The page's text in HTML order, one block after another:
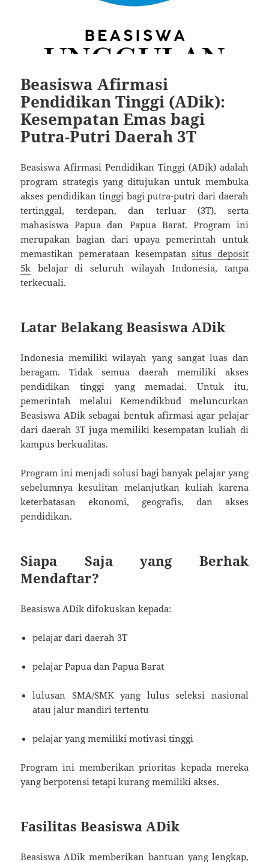
Beasiswa Afirmasi
Pendidikan Tinggi (ADik):
Kesempatan Emas bagi
Putra-Putri Daerah 3T
Beasiswa Afirmasi Pendidikan Tinggi (ADik) adalah
program strategis yang ditujukan untuk membuka
akses pendidikan tinggi bagi putra-putri dari daerah
tertinggal, terdepan, dan terluar (3T), serta
mahasiswa Papua dan Papua Barat. Program ini
merupakan bagian dari upaya pemerintah untuk
memastikan pemerataan kesempatansitus deposit
5k belajar di seluruh wilayah Indonesia, tanpa
terkecuali.
Latar Belakang Beasiswa ADik
Indonesia memiliki wilayah yang sangat luas dan
beragam. Tidak semua daerah memiliki akses
pendidikan tinggi yang memadai. Untuk itu,
pemerintah melalui Kemendikbud meluncurkan
Beasiswa ADik sebagai bentuk afirmasi agar pelajar
dari daerah 3T juga memiliki kesempatan kuliah di
kampus berkualitas.
Program ini menjadi solusi bagi banyak pelajar yang
sebelumnya kesulitan melanjutkan kuliah karena
keterbatasan ekonomi, geografis, dan akses
pendidikan.
Siapa Saja yang Berhak
Mendaftar?
Beasiswa ADik difokuskan kepada:
pelajar dari daerah 3T
pelajar Papua dan Papua Barat
lulusan SMA/SMK yang lulus seleksi nasional
atau jalur mandiri tertentu
pelajar yang memiliki motivasi tinggi
Program ini memberikan prioritas kepada mereka
yang berpotensi tetapi kurang memiliki akses.
Fasilitas Beasiswa ADik
Beasiswa ADik memberikan bantuan yang lengkap,